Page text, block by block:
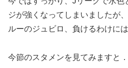
ジが強くなってしまいましたが
ルーのジュビロ、負けるわけに
今節のスタメンを見てみますと．